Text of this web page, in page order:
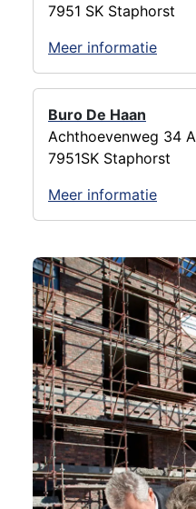
7951 SK Staphorst
Meer informatie
Buro De Haan
Achthoevenweg 34 A
7951SK Staphorst
Meer informatie